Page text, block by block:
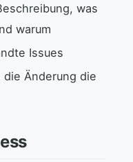
was
warum
Issues
Änderung die